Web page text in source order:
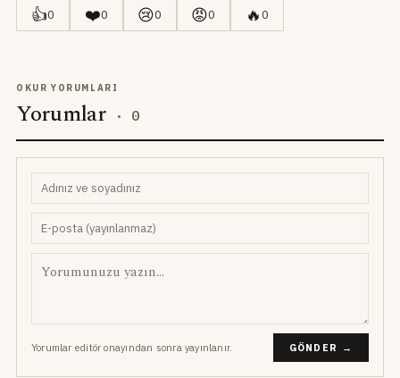
👍0 ❤️0 😢0 😡0 🔥0
OKUR YORUMLARI
Yorumlar · 0
Yorumlar editör onayından sonra yayınlanır. GÖNDER →